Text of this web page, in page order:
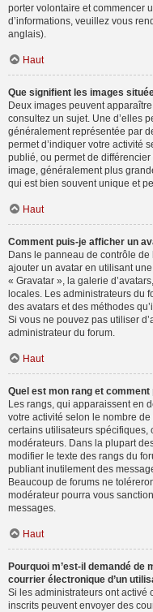
porter volontaire et commencer
d’informations, veuillez vous
anglais).
Haut
Que signifient les images
Deux images peuvent
consultez un sujet. Une d’elles
généralement représentée par
permet d’indiquer votre activité
publié, ou permet de différencier
image, généralement plus
qui est bien souvent unique et
Haut
Comment puis-je afficher un
Dans le panneau de contrôle de
ajouter un avatar en utilisant
« Gravatar », la galerie
locales. Les administrateurs du
des avatars et des méthodes
Si vous ne pouvez pas utiliser
administrateur du forum.
Haut
Quel est mon rang et
Les rangs, qui apparaissent en
votre activité selon le nombre
certains utilisateurs spécifiques,
modérateurs. Dans la plupart
modifier le texte des rangs du
publiant inutilement des
Beaucoup de forums ne
modérateur pourra vous
messages.
Haut
Pourquoi m’est-il demandé
courrier électronique d’un
Si les administrateurs ont activé
inscrits peuvent envoyer des